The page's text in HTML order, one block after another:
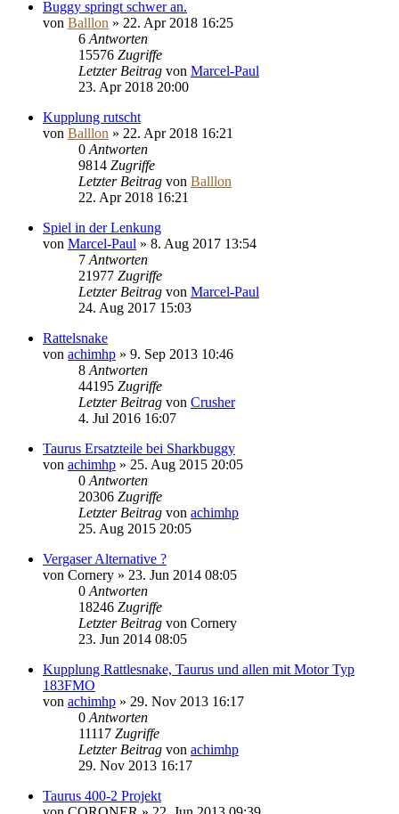
Buggy springt schwer an.
von Balllon » 22. Apr 2018 16:25
6 Antworten
15576 Zugriffe
Letzter Beitrag von Marcel-Paul
23. Apr 2018 20:00
Kupplung rutscht
von Balllon » 22. Apr 2018 16:21
0 Antworten
9814 Zugriffe
Letzter Beitrag von Balllon
22. Apr 2018 16:21
Spiel in der Lenkung
von Marcel-Paul » 8. Aug 2017 13:54
7 Antworten
21977 Zugriffe
Letzter Beitrag von Marcel-Paul
24. Aug 2017 15:03
Rattelsnake
von achimhp » 9. Sep 2013 10:46
8 Antworten
44195 Zugriffe
Letzter Beitrag von Crusher
4. Jul 2016 16:07
Taurus Ersatzteile bei Sharkbuggy
von achimhp » 25. Aug 2015 20:05
0 Antworten
20306 Zugriffe
Letzter Beitrag von achimhp
25. Aug 2015 20:05
Vergaser Alternative ?
von Cornery » 23. Jun 2014 08:05
0 Antworten
18246 Zugriffe
Letzter Beitrag von Cornery
23. Jun 2014 08:05
Kupplung Rattlesnake, Taurus und allen mit Motor Typ
183FMO
von achimhp » 29. Nov 2013 16:17
0 Antworten
11117 Zugriffe
Letzter Beitrag von achimhp
29. Nov 2013 16:17
Taurus 400-2 Projekt